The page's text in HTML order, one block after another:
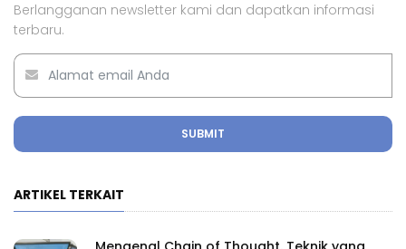
Berlangganan newsletter kami dan dapatkan informasi
terbaru.
SUBMIT
ARTIKEL TERKAIT